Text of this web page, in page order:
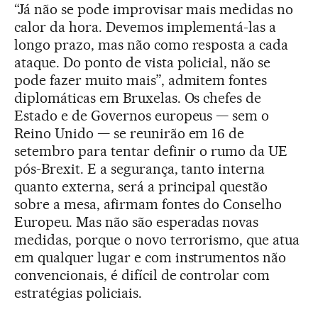
“Já não se pode improvisar mais medidas no
calor da hora. Devemos implementá-las a
longo prazo, mas não como resposta a cada
ataque. Do ponto de vista policial, não se
pode fazer muito mais”, admitem fontes
diplomáticas em Bruxelas. Os chefes de
Estado e de Governos europeus — sem o
Reino Unido — se reunirão em 16 de
setembro para tentar definir o rumo da UE
pós-Brexit. E a segurança, tanto interna
quanto externa, será a principal questão
sobre a mesa, afirmam fontes do Conselho
Europeu. Mas não são esperadas novas
medidas, porque o novo terrorismo, que atua
em qualquer lugar e com instrumentos não
convencionais, é difícil de controlar com
estratégias policiais.